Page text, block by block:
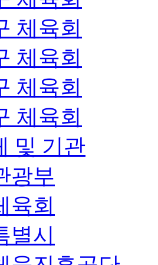
체육회
체육회
체육회
체육회
및 기관
광부
육회
별시